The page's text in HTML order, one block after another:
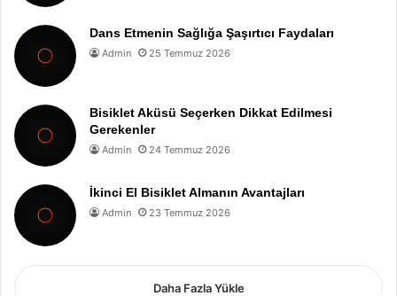
Dans Etmenin Sağlığa Şaşırtıcı Faydaları
Admin 25 Temmuz 2026
Bisiklet Aküsü Seçerken Dikkat Edilmesi
Gerekenler
Admin 24 Temmuz 2026
İkinci El Bisiklet Almanın Avantajları
Admin 23 Temmuz 2026
Daha Fazla Yükle